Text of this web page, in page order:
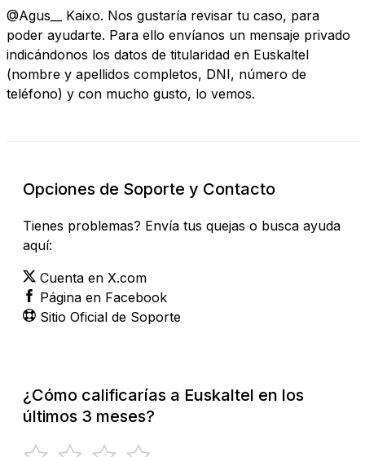
@Agus__ Kaixo. Nos gustaría revisar tu caso, para
poder ayudarte. Para ello envíanos un mensaje privado
indicándonos los datos de titularidad en Euskaltel
(nombre y apellidos completos, DNI, número de
teléfono) y con mucho gusto, lo vemos.
Opciones de Soporte y Contacto
Tienes problemas? Envía tus quejas o busca ayuda
aquí:
Cuenta en X.com
Página en Facebook
Sitio Oficial de Soporte
¿Cómo calificarías a Euskaltel en los
últimos 3 meses?